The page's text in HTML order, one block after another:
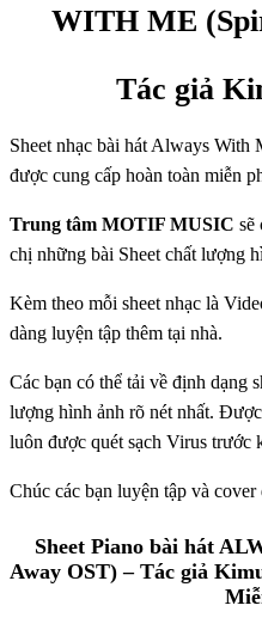
WITH ME
Tác giả
Sheet nhạc bài hát Always With
được cung cấp hoàn toàn miễn
Trung tâm MOTIF MUSIC sẽ
chị những bài Sheet chất lượng
Kèm theo mỗi sheet nhạc là
dàng luyện tập thêm tại nhà.
Các bạn có thể tải về định dạng
lượng hình ảnh rõ nét nhất.
luôn được quét sạch Virus trước
Chúc các bạn luyện tập và
Sheet Piano bài hát
Away OST) – Tác giả